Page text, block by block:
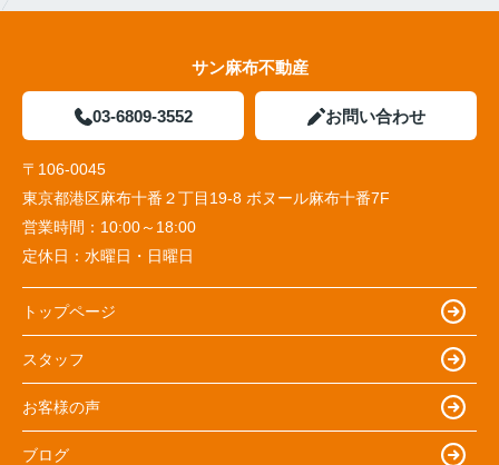
サン麻布不動産
03-6809-3552 お問い合わせ
〒106-0045
東京都港区麻布十番２丁目19-8 ボヌール麻布十番7F
営業時間： 10:00～18:00
定休日： 水曜日・日曜日
トップページ
スタッフ
お客様の声
ブログ